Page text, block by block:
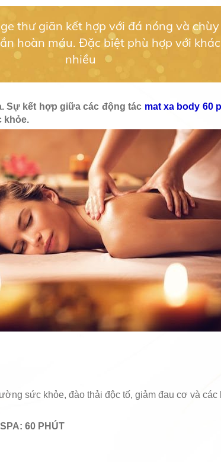
thư giãn kết hợp với đá nóng và
hoàn máu. Đặc biệt phù hợp với
nhiều
Sự kết hợp giữa các động tác mat xa body 60
khỏe.
sức khỏe, đào thải độc tố, giảm đau cơ và
60 PHÚT